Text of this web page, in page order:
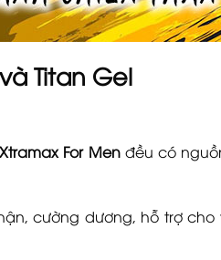
Titan Gel
For Menđều có
cường dương, hỗ trợ